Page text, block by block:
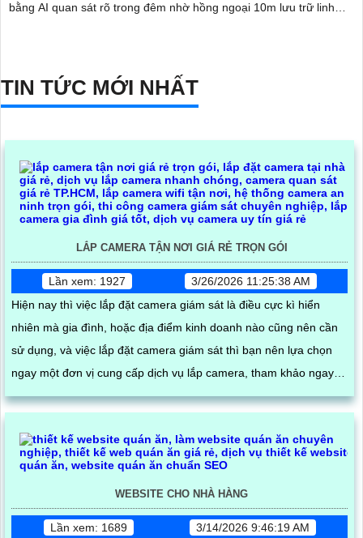
bằng AI quan sát rõ trong đêm nhờ hồng ngoại 10m lưu trữ linh
TIN TỨC MỚI NHẤT
LẮP CAMERA TẬN NƠI GIÁ RẺ TRỌN GÓI
Lần xem: 1927
3/26/2026 11:25:38 AM
Hiện nay thì việc lắp đặt camera giám sát là điều cực kì hiển
nhiên mà gia đình, hoặc địa điểm kinh doanh nào cũng nên cần
sử dụng, và việc lắp đặt camera giám sát thì bạn nên lựa chọn
ngay một đơn vị cung cấp dịch vụ lắp camera, tham khảo ngay
dịch vụ lắp camera tận nơi giá rẻ trọn gói sẽ phù hợp
WEBSITE CHO NHÀ HÀNG
Lần xem: 1689
3/14/2026 9:46:19 AM